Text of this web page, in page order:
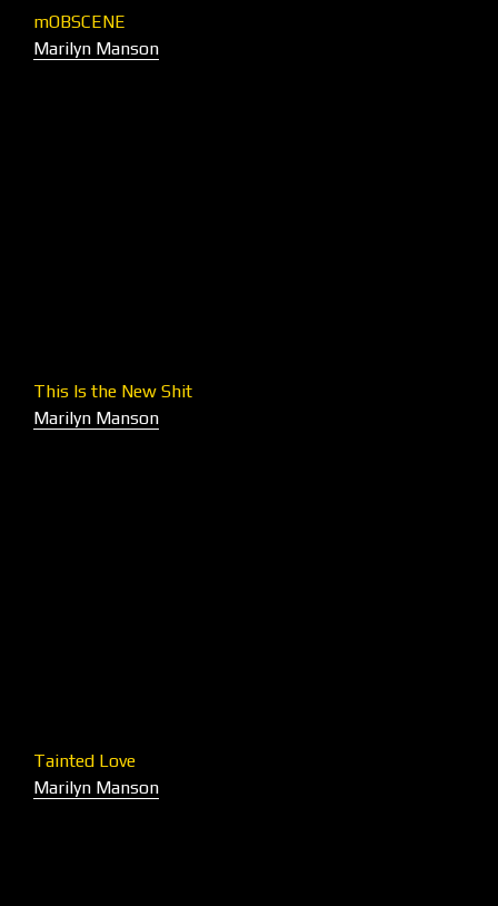
mOBSCENE
Marilyn Manson
This Is the New Shit
Marilyn Manson
Tainted Love
Marilyn Manson